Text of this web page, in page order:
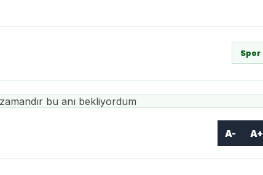
Spor
A- A+